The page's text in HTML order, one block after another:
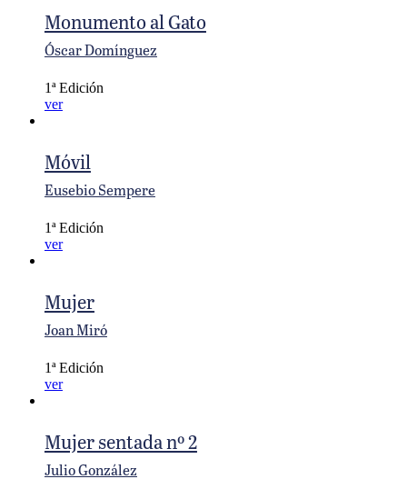
Monumento al Gato
Óscar Domínguez
1ª Edición
ver
Móvil
Eusebio Sempere
1ª Edición
ver
Mujer
Joan Miró
1ª Edición
ver
Mujer sentada nº 2
Julio González